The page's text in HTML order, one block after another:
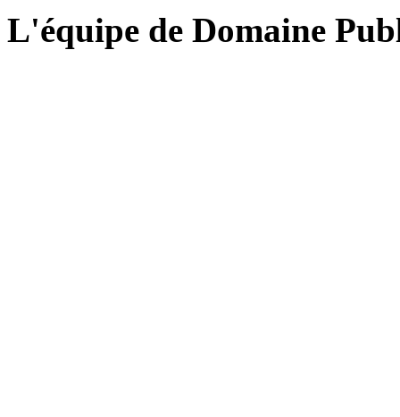
L'équipe de Domaine